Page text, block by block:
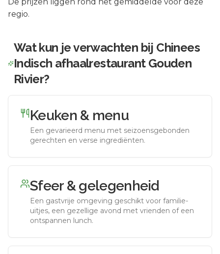
regio.
Wat kun je verwachten bij Chinees
Indisch afhaalrestaurant Gouden
Rivier?
Keuken & menu
Een gevarieerd menu met seizoensgebonden
gerechten en verse ingrediënten.
Sfeer & gelegenheid
Een gastvrije omgeving geschikt voor familie-
uitjes, een gezellige avond met vrienden of een
ontspannen lunch.